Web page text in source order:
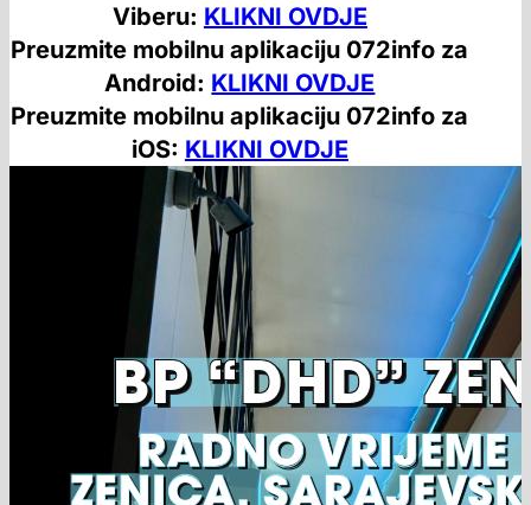
Viberu: KLIKNI OVDJE
Preuzmite mobilnu aplikaciju 072info za
Android: KLIKNI OVDJE
Preuzmite mobilnu aplikaciju 072info za
iOS: KLIKNI OVDJE